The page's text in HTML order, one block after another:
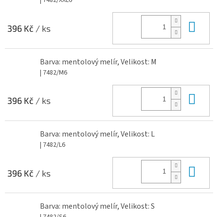
396 Kč / ks
Barva: mentolový melír, Velikost: M
| 7482/M6
396 Kč / ks
Barva: mentolový melír, Velikost: L
| 7482/L6
396 Kč / ks
Barva: mentolový melír, Velikost: S